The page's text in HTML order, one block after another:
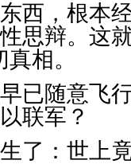
西，根本
思辩。这
相。
已随意飞
联军？
了：世上